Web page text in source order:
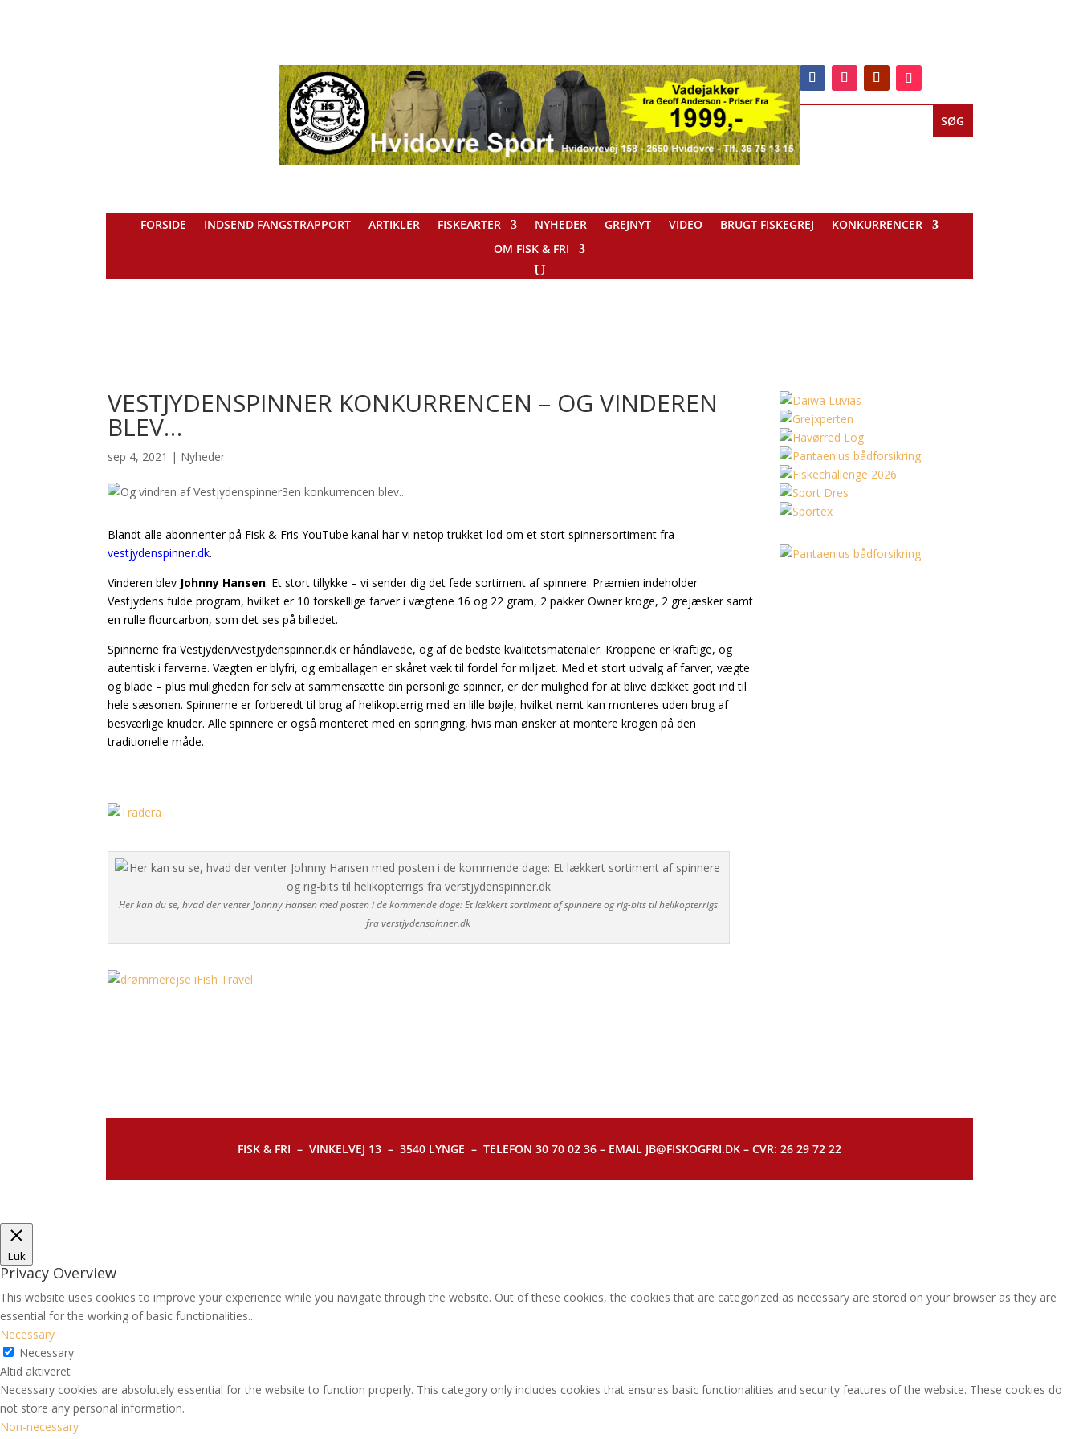
FORSIDE INDSEND FANGSTRAPPORT ARTIKLER FISKEARTER NYHEDER GREJNYT VIDEO BRUGT FISKEGREJ
KONKURRENCER
OM FISK & FRI
VESTJYDENSPINNER KONKURRENCEN – OG VINDEREN
BLEV…
sep 4, 2021 | Nyheder
Blandt alle abonnenter på Fisk & Fris YouTube kanal har vi netop trukket lod om et stort spinnersortiment fra
vestjydenspinner.dk.
Vinderen blev Johnny Hansen. Et stort tillykke – vi sender dig det fede sortiment af spinnere. Præmien indeholder
Vestjydens fulde program, hvilket er 10 forskellige farver i vægtene 16 og 22 gram, 2 pakker Owner kroge, 2 grejæsker samt
en rulle flourcarbon, som det ses på billedet.
Spinnerne fra Vestjyden/vestjydenspinner.dk er håndlavede, og af de bedste kvalitetsmaterialer. Kroppene er kraftige, og
autentisk i farverne. Vægten er blyfri, og emballagen er skåret væk til fordel for miljøet. Med et stort udvalg af farver, vægte
og blade – plus muligheden for selv at sammensætte din personlige spinner, er der mulighed for at blive dækket godt ind til
hele sæsonen. Spinnerne er forberedt til brug af helikopterrig med en lille bøjle, hvilket nemt kan monteres uden brug af
besværlige knuder. Alle spinnere er også monteret med en springring, hvis man ønsker at montere krogen på den
traditionelle måde.
Her kan du se, hvad der venter Johnny Hansen med posten i de kommende dage: Et lækkert sortiment af spinnere og rig-bits til helikopterrigs
fra verstjydenspinner.dk
FISK & FRI – VINKELVEJ 13 – 3540 LYNGE – TELEFON 30 70 02 36 – EMAIL JB@FISKOGFRI.DK – CVR: 26 29 72 22
Luk
Privacy Overview
This website uses cookies to improve your experience while you navigate through the website. Out of these cookies, the cookies that are categorized as necessary are stored on your browser as they are
essential for the working of basic functionalities...
Necessary
Necessary
Altid aktiveret
Necessary cookies are absolutely essential for the website to function properly. This category only includes cookies that ensures basic functionalities and security features of the website. These cookies do
not store any personal information.
Non-necessary